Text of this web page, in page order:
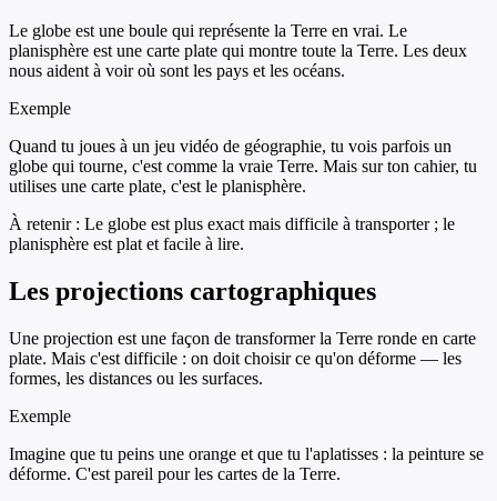
Le globe est une boule qui représente la Terre en vrai. Le
planisphère est une carte plate qui montre toute la Terre. Les deux
nous aident à voir où sont les pays et les océans.
Exemple
Quand tu joues à un jeu vidéo de géographie, tu vois parfois un
globe qui tourne, c'est comme la vraie Terre. Mais sur ton cahier, tu
utilises une carte plate, c'est le planisphère.
À retenir : Le globe est plus exact mais difficile à transporter ; le
planisphère est plat et facile à lire.
Les projections cartographiques
Une projection est une façon de transformer la Terre ronde en carte
plate. Mais c'est difficile : on doit choisir ce qu'on déforme — les
formes, les distances ou les surfaces.
Exemple
Imagine que tu peins une orange et que tu l'aplatisses : la peinture se
déforme. C'est pareil pour les cartes de la Terre.